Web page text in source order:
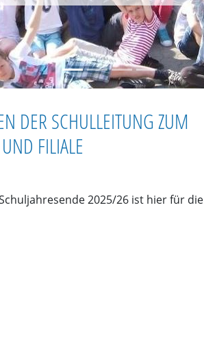
DER SCHULLEITUNG ZUM
FILIALE
2025/26 ist hier für die